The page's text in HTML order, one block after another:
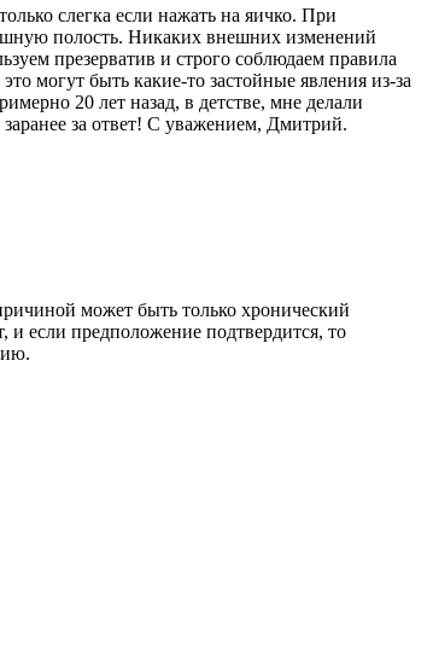
слегка если нажать на яичко. При
полость. Никаких внешних изменений
презерватив и строго соблюдаем правила
могут быть какие-то застойные явления из-за
20 лет назад, в детстве, мне делали
за ответ! С уважением, Дмитрий.
может быть только хронический
и если предположение подтвердится, то